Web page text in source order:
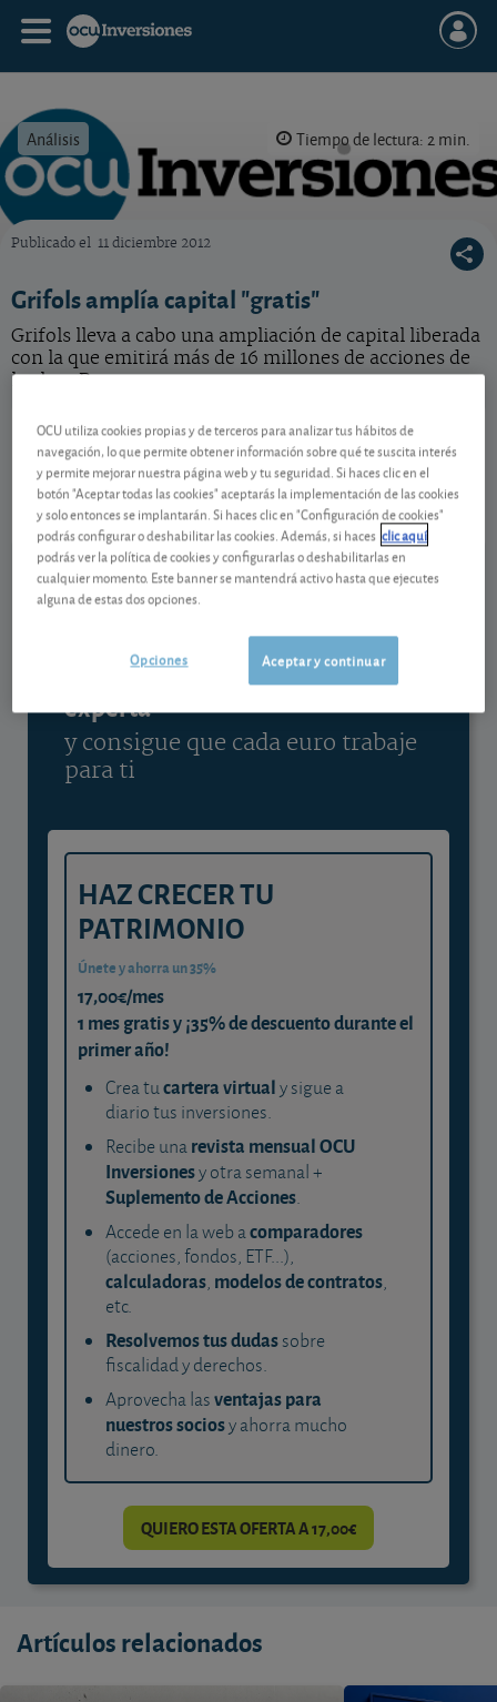
Análisis Tiempo de lectura: 2 min.
Publicado el 11 diciembre 2012
Grifols amplía capital "gratis"
Grifols lleva a cabo una ampliación de capital liberada
con la que emitirá más de 16 millones de acciones de
la clase B.
Grifols
ES0171996087
07/08/2026 Madrid
10,18 EUR
0,07 EUR (0,69 %)
Ver detalladamente
Contenido reservado a SOCIOS
Gestiona tu dinero con visión
experta
y consigue que cada euro trabaje
para ti
HAZ CRECER TU
PATRIMONIO
Únete y ahorra un 35%
17,00€/mes
1 mes gratis y ¡35% de descuento durante el
primer año!
Crea tucartera virtualy sigue a
diario tus inversiones.
Recibe unarevista mensual OCU
Inversionesy otra semanal +
Suplemento de Acciones.
Accede en la web acomparadores
(acciones, fondos, ETF...),
calculadoras, modelos de contratos,
etc.
Resolvemos tus dudassobre
fiscalidad y derechos.
Aprovecha lasventajas para
nuestros sociosy ahorra mucho
dinero.
QUIERO ESTA OFERTA A 17,00€
Artículos relacionados
OCU utiliza cookies propias y de terceros para analizar tus hábitos de
navegación, lo que permite obtener información sobre qué te suscita interés
y permite mejorar nuestra página web y tu seguridad. Si haces clic en el
botón "Aceptar todas las cookies" aceptarás la implementación de las cookies
y solo entonces se implantarán. Si haces clic en "Configuración de cookies"
podrás configurar o deshabilitar las cookies. Además, si haces clic aquí
podrás ver la política de cookies y configurarlas o deshabilitarlas en
cualquier momento. Este banner se mantendrá activo hasta que ejecutes
alguna de estas dos opciones.
Aceptar y continuar
Opciones